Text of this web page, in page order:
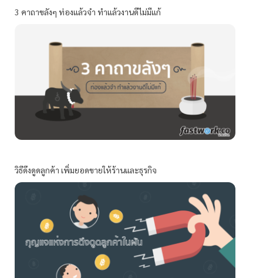
3 คาถาขลังๆ ท่องแล้วจำ ทำแล้วงานดีไม่มีแก้
วิธีดึงดูดลูกค้า เพิ่มยอดขายให้ร้านและธุรกิจ